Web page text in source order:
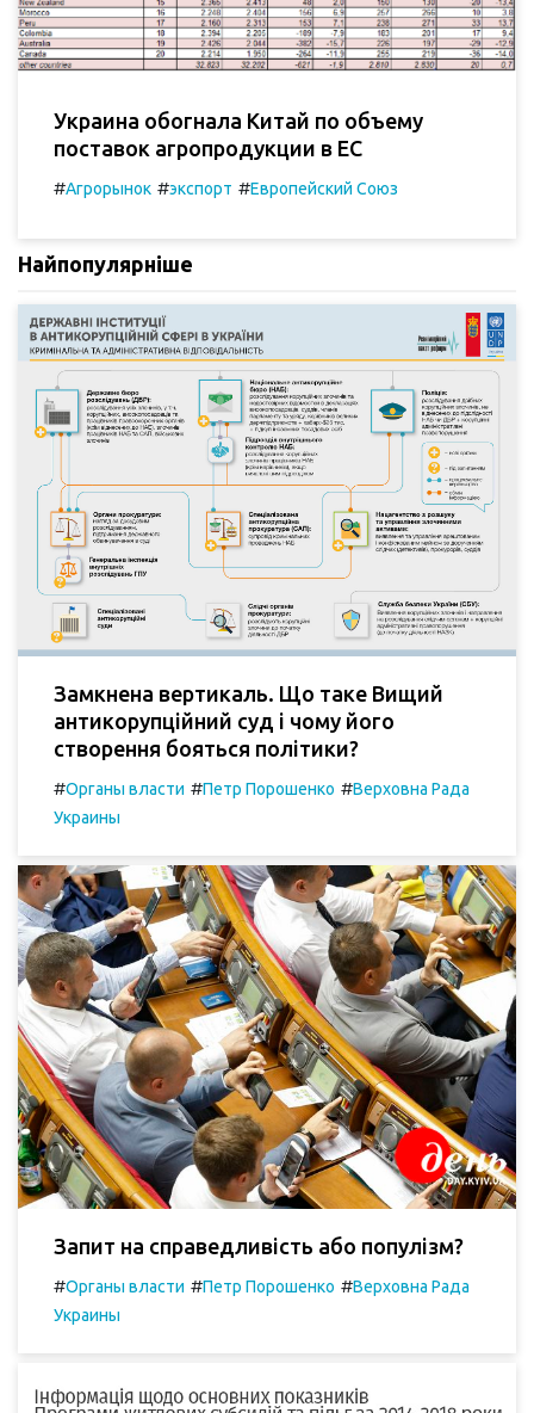
Украина обогнала Китай по объему
поставок агропродукции в ЕС
#Агрорынок #экспорт #Европейский Союз
Найпопулярніше
Замкнена вертикаль. Що таке Вищий
антикорупційний суд і чому його
створення бояться політики?
#Органы власти #Петр Порошенко #Верховна Рада
Украины
Запит на справедливість або популізм?
#Органы власти #Петр Порошенко #Верховна Рада
Украины